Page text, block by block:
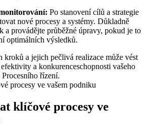
Po stanovení cílů a strategie
nové procesy a systémy. Důkladně
a provádějte průběžné úpravy, pokud je to
optimálních výsledků.
a jejich pečlivá realizace může vést
a konkurenceschopnosti vašeho
řízení.
klíčové procesy ve